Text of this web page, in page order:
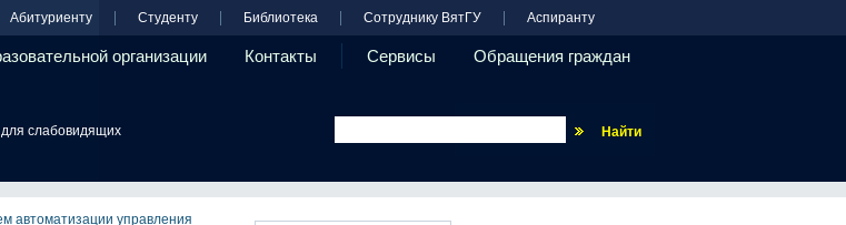
Абитуриенту Студенту Библиотека Сотруднику ВятГУ Аспиранту
организации Контакты Сервисы Обращения граждан
слабовидящих
автоматизации управления